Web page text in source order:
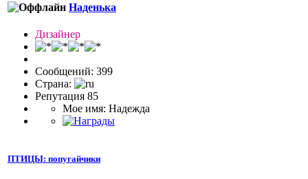
Наденька
Дизайнер
Сообщений: 399
Страна:
Репутация 85
Мое имя: Надежда
ПТИЦЫ: попугайчики